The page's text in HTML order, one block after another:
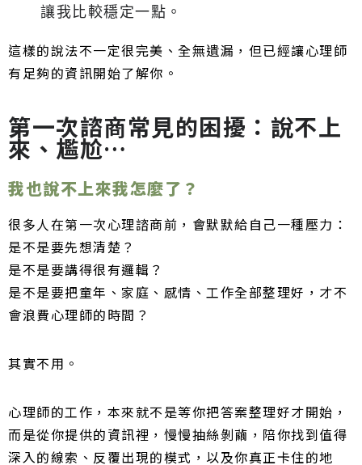
讓我比較穩定一點。
這樣的說法不一定很完美、全無遺漏，但已經讓心理師
有足夠的資訊開始了解你。
第一次諮商常見的困擾：說不上
來、尷尬…
我也說不上來我怎麼了？
很多人在第一次心理諮商前，會默默給自己一種壓力：
是不是要先想清楚？
是不是要講得很有邏輯？
是不是要把童年、家庭、感情、工作全部整理好，才不
會浪費心理師的時間？
其實不用。
心理師的工作，本來就不是等你把答案整理好才開始，
而是從你提供的資訊裡，慢慢抽絲剝繭，陪你找到值得
深入的線索、反覆出現的模式，以及你真正卡住的地